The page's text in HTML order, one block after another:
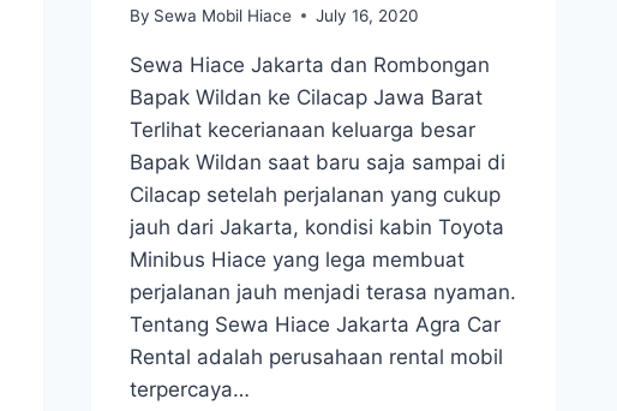
By Sewa Mobil Hiace July 16, 2020
Sewa Hiace Jakarta dan Rombongan
Bapak Wildan ke Cilacap Jawa Barat
Terlihat kecerianaan keluarga besar
Bapak Wildan saat baru saja sampai di
Cilacap setelah perjalanan yang cukup
jauh dari Jakarta, kondisi kabin Toyota
Minibus Hiace yang lega membuat
perjalanan jauh menjadi terasa nyaman.
Tentang Sewa Hiace Jakarta Agra Car
Rental adalah perusahaan rental mobil
terpercaya…